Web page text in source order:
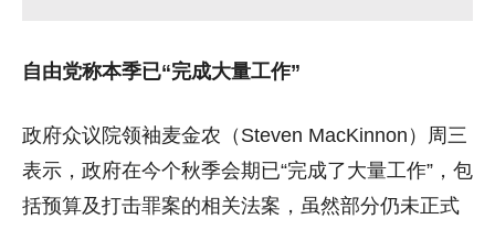
自由党称本季已“完成大量工作”
政府众议院领袖麦金农（Steven MacKinnon）周三
表示，政府在今个秋季会期已“完成了大量工作”，包
括预算及打击罪案的相关法案，虽然部分仍未正式